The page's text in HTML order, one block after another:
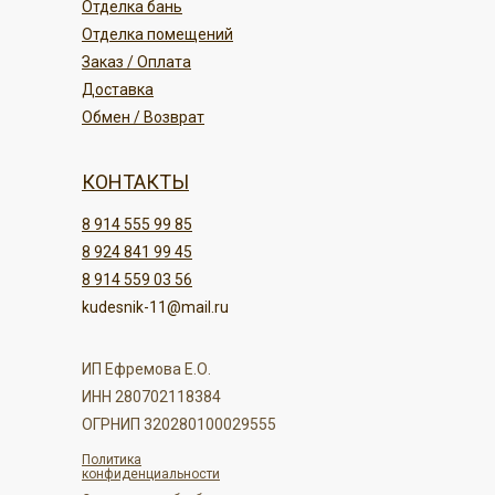
Отделка бань
Политика
конфиденциальности
kudesnik-11@mail.ru
8 914 559 03 56
8 914 555 99 85
8 924 841 99 45
КОНТАКТЫ
Обмен / Возврат
Отделка помещений
Заказ / Оплата
Доставка
ОГРНИП 320280100029555
ИНН 280702118384
ИП Ефремова Е.О.